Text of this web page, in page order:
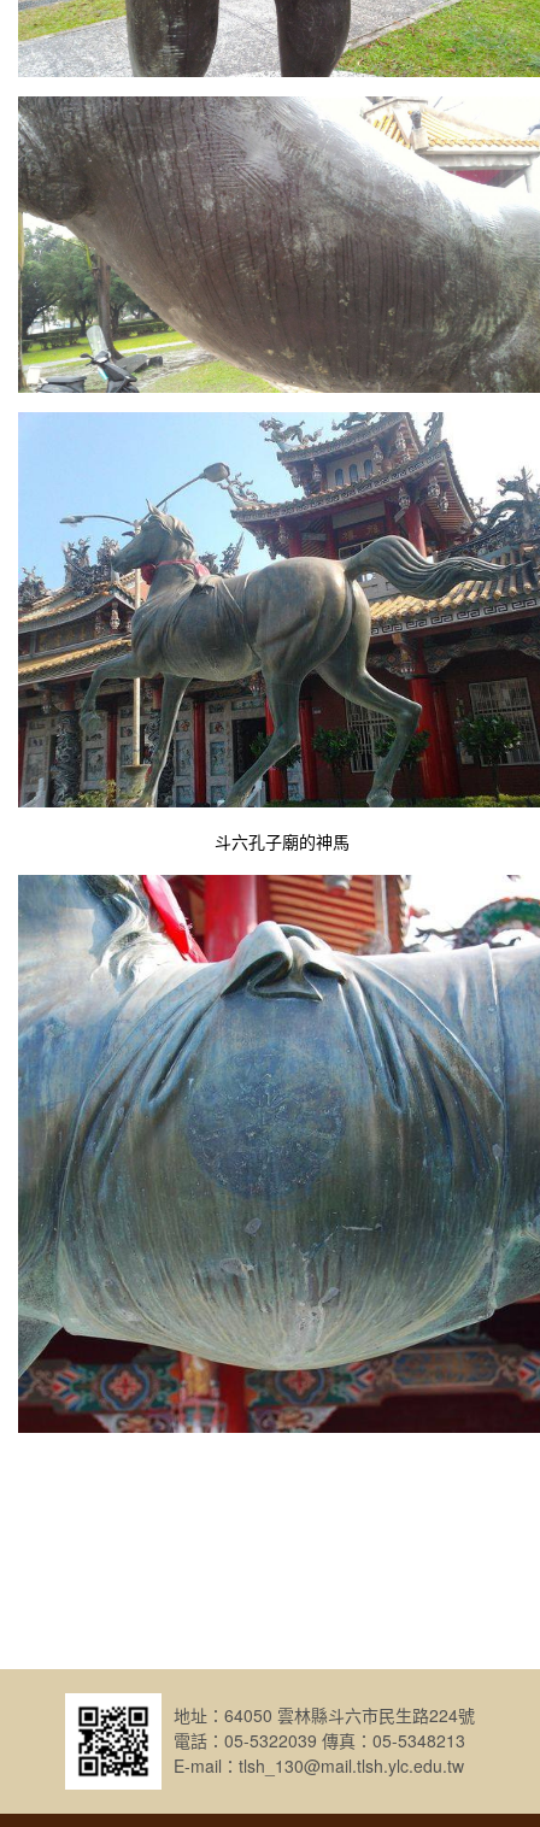
斗六孔子廟的神馬
地址：64050 雲林縣斗六市民生路224號
電話：05-5322039 傳真：05-5348213
E-mail：tlsh_130@mail.tlsh.ylc.edu.tw